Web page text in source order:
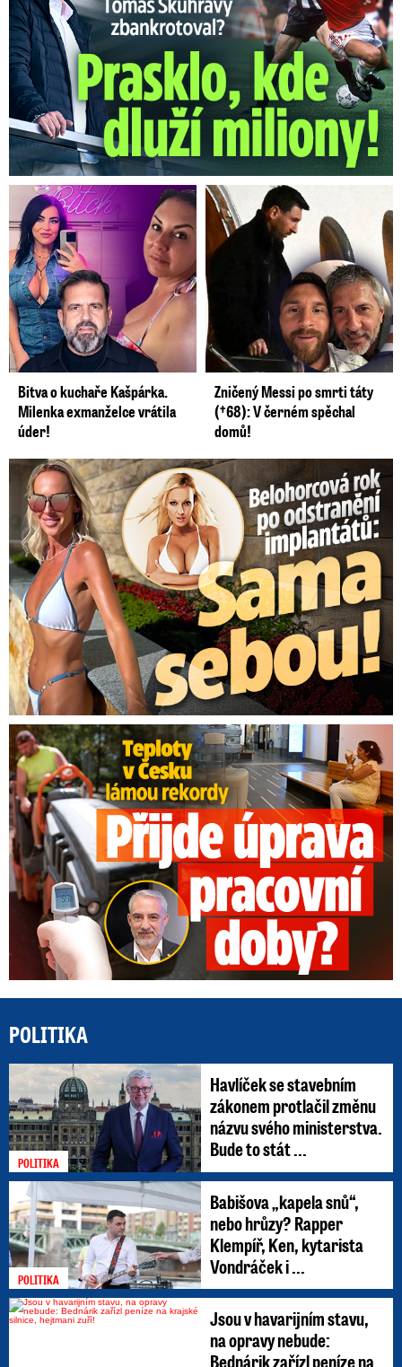
Bitva o kuchaře Kašpárka.
Milenka exmanželce vrátila
úder!
Zničený Messi po smrti táty
(†68): V černém spěchal
domů!
Belohorcová rok po odstranění implantátů: Konečně sama sebou
Teploty v Česku lámou rekordy: Přijde úprava pracovní doby?
POLITIKA
POLITIKA
Havlíček se stavebním
zákonem protlačil změnu
názvu svého ministerstva.
Bude to stát ...
POLITIKA
Babišova „kapela snů“,
nebo hrůzy? Rapper
Klempíř, Ken, kytarista
Vondráček i ...
Jsou v havarijním stavu,
na opravy nebude:
Bednárik zařízl peníze na